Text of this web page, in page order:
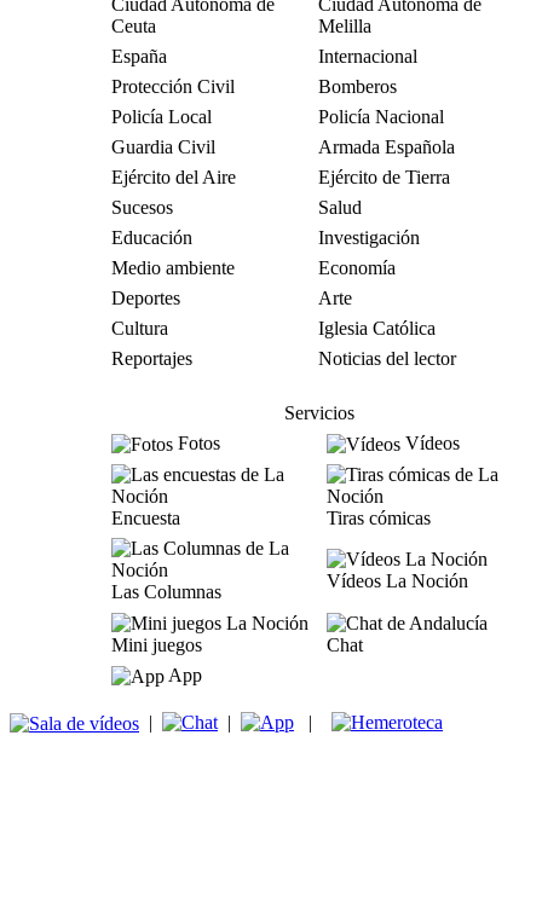
Ciudad Autónoma de
Ceuta
Ciudad Autónoma de
Melilla
España
Internacional
Protección Civil
Bomberos
Policía Local
Policía Nacional
Guardia Civil
Armada Española
Ejército del Aire
Ejército de Tierra
Sucesos
Salud
Educación
Investigación
Medio ambiente
Economía
Deportes
Arte
Cultura
Iglesia Católica
Reportajes
Noticias del lector
Servicios
Fotos
Vídeos
Encuesta Tiras cómicas
Las Columnas
Vídeos La Noción
Mini juegos
Chat
App
| | |